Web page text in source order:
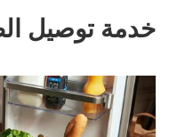
خدمة توصيل